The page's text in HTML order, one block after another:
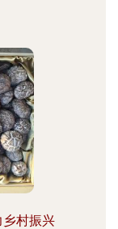
村振兴